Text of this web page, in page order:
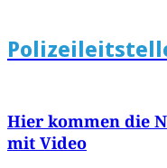
Hier kommen die
mit Video